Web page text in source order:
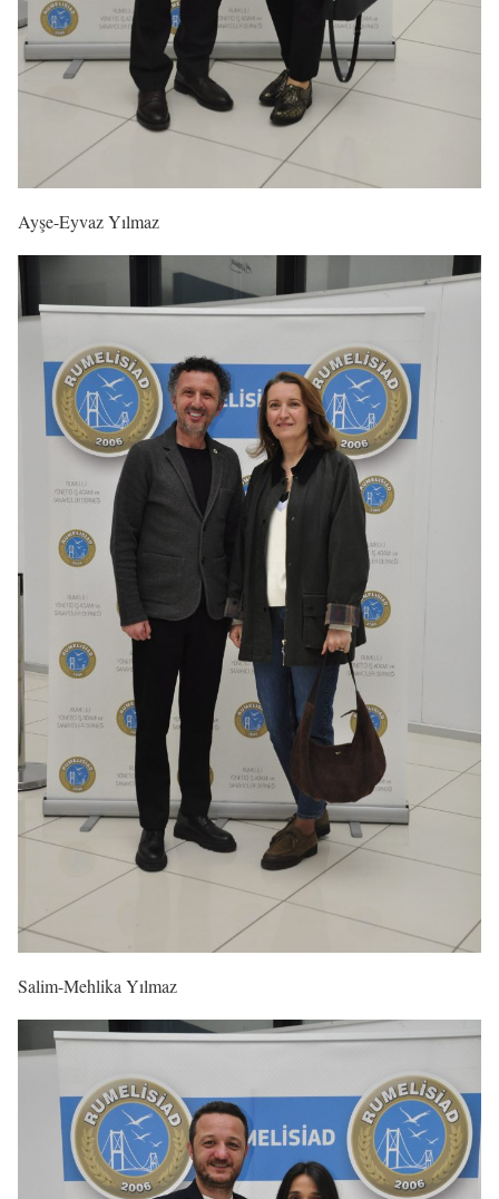
Ayşe-Eyvaz Yılmaz
Salim-Mehlika Yılmaz